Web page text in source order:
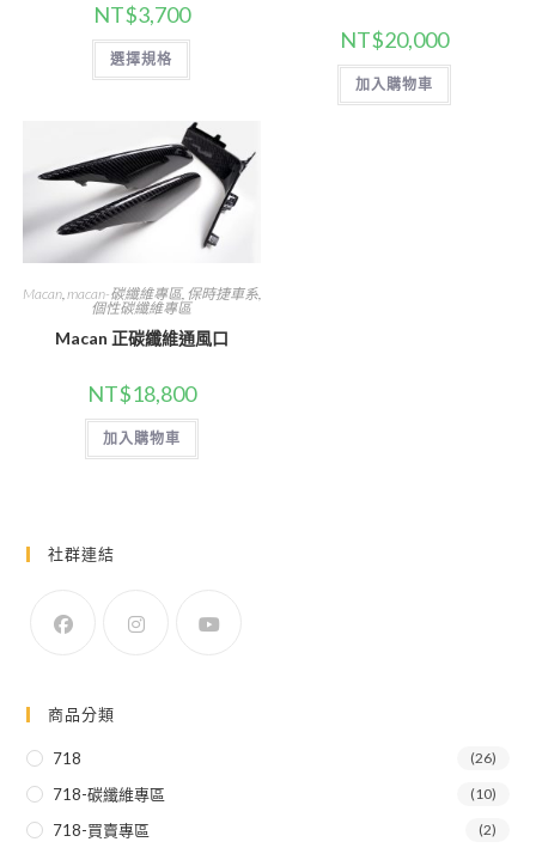
NT$3,700
選擇規格
此
品
種
款
式。
可
在
產
品
頁
擇
選
項
NT$20,000
加入購物車
Macan,macan-碳纖維專區, 保時捷車系,
個性碳纖維專區
Macan 正碳纖維通風口
NT$18,800
加入購物車
社群連結
商品分類
718 (26)
718-碳纖維專區 (10)
718-買賣專區 (2)